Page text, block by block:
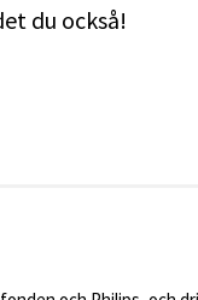
du också!